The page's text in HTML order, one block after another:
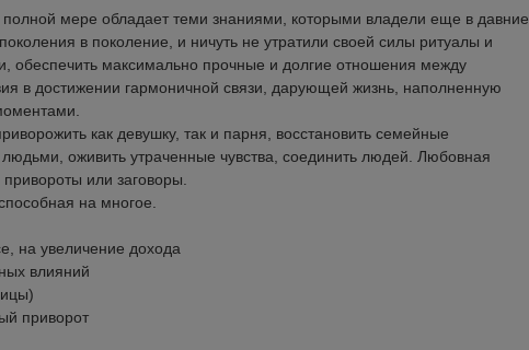
мере обладает теми знаниями, которыми владели еще в давние
в поколение, и ничуть не утратили своей силы ритуалы и
обеспечить максимально прочные и долгие отношения между
в достижении гармоничной связи, дарующей жизнь, наполненную
как девушку, так и парня, восстановить семейные
оживить утраченные чувства, соединить людей. Любовная
или заговоры.
на многое.
на увеличение дохода
влияний
приворот